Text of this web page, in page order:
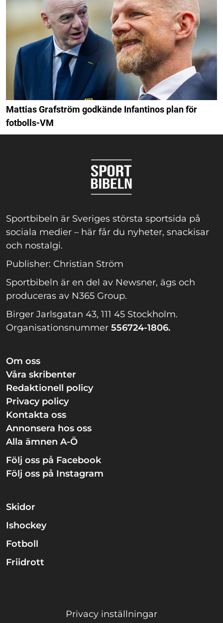
Mattias Grafström godkände Infantinos plan för
fotbolls-VM
Sportbibeln är Sveriges största sportsida på
sociala medier – här får du nyheter, snackisar
och nostalgi.
Publisher: Christian Ström
Sportbibeln är en del av Newsner, ägs och
produceras av N365 Group.
Birger Jarlsgatan 43, 111 45 Stockholm.
Organisationsnummer 556724-1806.
Om oss
Våra skribenter
Redaktionell policy
Privacy policy
Kontakta oss
Annonsera hos oss
Alla ämnen A-Ö
Följ oss på Facebook
Följ oss på Instagram
Skidor
Ishockey
Fotboll
Friidrott
Privacy inställningar